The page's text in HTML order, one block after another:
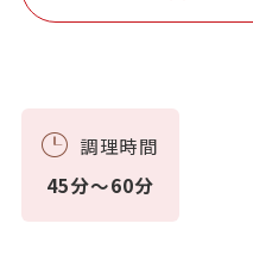
調理時間
45分～60分